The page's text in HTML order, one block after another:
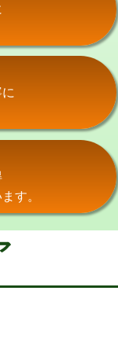
円
円
円
円
円
す。